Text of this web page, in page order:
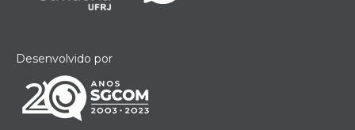
Desenvolvido por